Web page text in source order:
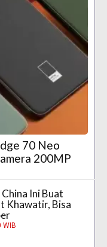
70 Neo
200MP
Ini Buat
Khawatir, Bisa
WIB